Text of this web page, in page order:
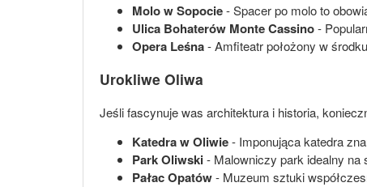
Molo w Sopocie- Spacer po molo to
Ulica Bohaterów Monte Cassino-
Opera Leśna- Amfiteatr położony w
Urokliwe Oliwa
Jeśli fascynuje was architektura i historia,
Katedra w Oliwie- Imponująca katedra
Park Oliwski- Malowniczy park idealny na
Pałac Opatów- Muzeum sztuki